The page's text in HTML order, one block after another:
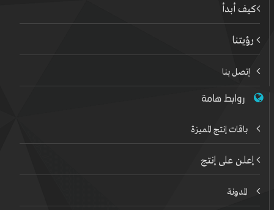
كيف أبدأ
رؤيتنا
إتصل بنا
روابط هامة
باقات إنتج المميزة
إعلن على إنتج
المدونة